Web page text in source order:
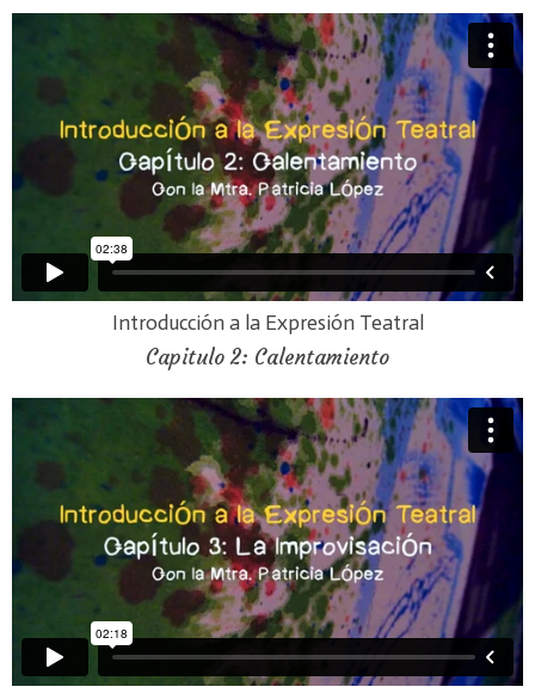
Introducción a la Expresión Teatral
Capitulo 2: Calentamiento